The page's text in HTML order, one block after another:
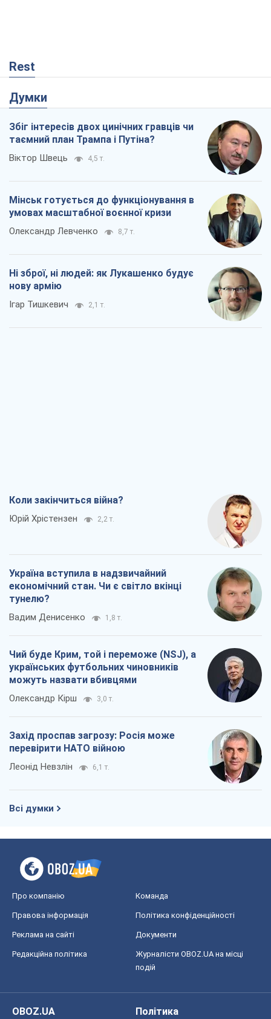
Rest
Думки
Збіг інтересів двох цинічних гравців чи
таємний план Трампа і Путіна?
Віктор Швець 4,5 т.
Мінськ готується до функціонування в
умовах масштабної воєнної кризи
Олександр Левченко 8,7 т.
Ні зброї, ні людей: як Лукашенко будує
нову армію
Ігар Тишкевич 2,1 т.
Коли закінчиться війна?
Юрій Хрістензен 2,2 т.
Україна вступила в надзвичайний
економічний стан. Чи є світло вкінці
тунелю?
Вадим Денисенко 1,8 т.
Чий буде Крим, той і переможе (NSJ), а
українських футбольних чиновників
можуть назвати вбивцями
Олександр Кірш 3,0 т.
Захід проспав загрозу: Росія може
перевірити НАТО війною
Леонід Невзлін 6,1 т.
Всі думки
Про компанію Команда
Правова інформація Політика конфіденційності
Реклама на сайті Документи
Редакційна політика
Журналісти OBOZ.UA на місці
подій
OBOZ.UA
Політика